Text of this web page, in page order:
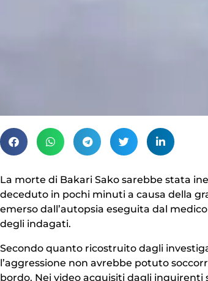
La morte di Bakari Sako sarebbe stata
deceduto in pochi minuti a causa della
emerso dall’autopsia eseguita dal
degli indagati.
Secondo quanto ricostruito dagli
l’aggressione non avrebbe potuto
bordo. Nei video acquisiti dagli inquirenti